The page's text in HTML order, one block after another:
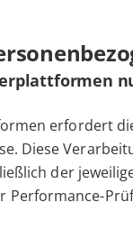
erfordert
Diese
der